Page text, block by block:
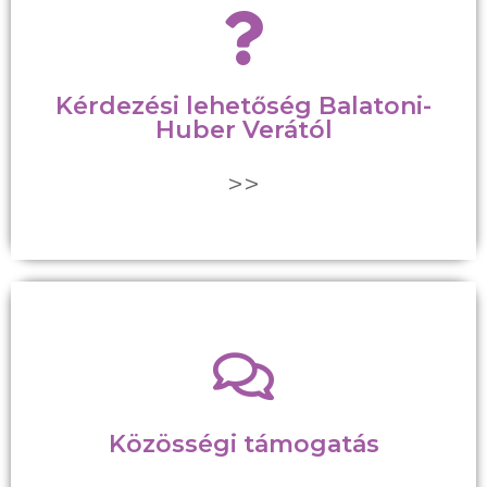
Kérdezési lehetőség Balatoni-
Huber Verától
>>
Nem maradsz egyedül, személyesen fogok
válaszolni minden feltett kérdésedre e-mailen vagy
a közös Facebook csoportban. Bármit kérdezhetsz
Közösségi támogatás
A programhoz tartozó Facebook csoportban nem
maradsz egyedül, rendszeres motivációval
támogatunk az úton. A Facebook csoportban
örökre tag lehetsz, így bármikor a jövőben is
fordulhatsz hozzánk. A csoportban lévő inspiráló